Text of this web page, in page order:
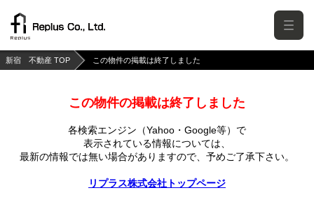
新宿 不動産 TOP この物件の掲載は終了しました
この物件の掲載は終了しました
各検索エンジン（Yahoo・Google等）で
表示されている情報については、
最新の情報では無い場合がありますので、 予めご了承下さい。
リプラス株式会社トップページ